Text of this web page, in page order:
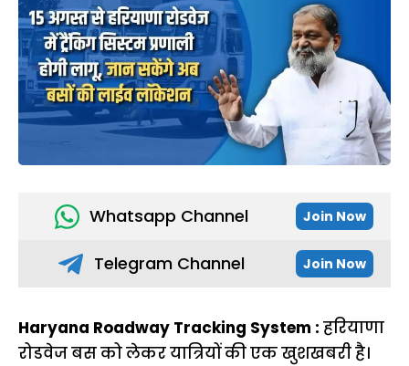
Whatsapp Channel Join Now
Telegram Channel Join Now
Haryana Roadway Tracking System : हरियाणा
रोडवेज बस को लेकर यात्रियों की एक खुशखबरी है।